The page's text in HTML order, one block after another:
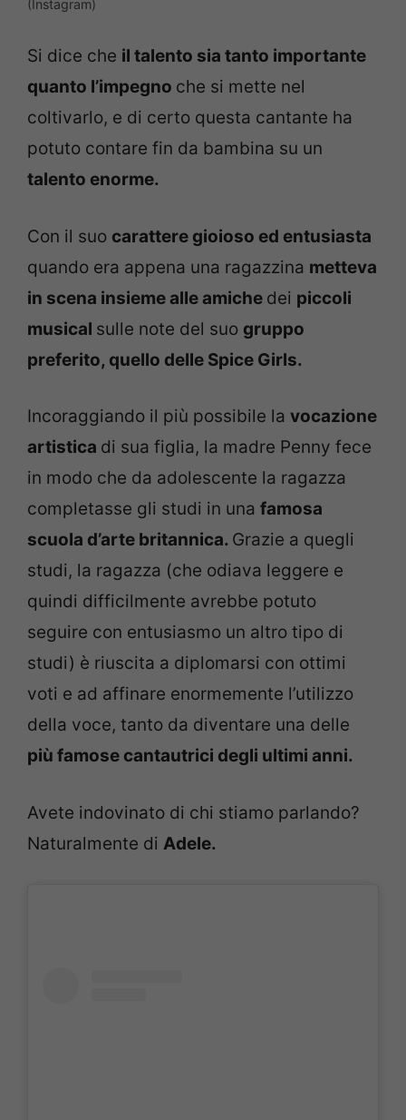
(Instagram)
Si dice che il talento sia tanto importante
quanto l’impegno che si mette nel
coltivarlo, e di certo questa cantante ha
potuto contare fin da bambina su un
talento enorme.
Con il suo carattere gioioso ed entusiasta
quando era appena una ragazzina metteva
in scena insieme alle amiche dei piccoli
musical sulle note del suo gruppo
preferito, quello delle Spice Girls.
Incoraggiando il più possibile la vocazione
artistica di sua figlia, la madre Penny fece
in modo che da adolescente la ragazza
completasse gli studi in una famosa
scuola d’arte britannica. Grazie a quegli
studi, la ragazza (che odiava leggere e
quindi difficilmente avrebbe potuto
seguire con entusiasmo un altro tipo di
studi) è riuscita a diplomarsi con ottimi
voti e ad affinare enormemente l’utilizzo
della voce, tanto da diventare una delle
più famose cantautrici degli ultimi anni.
Avete indovinato di chi stiamo parlando?
Naturalmente di Adele.